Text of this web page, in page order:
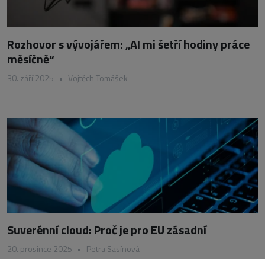
Rozhovor s vývojářem: „AI mi šetří hodiny práce
měsíčně“
30. září 2025 • Vojtěch Tomášek
Suverénní cloud: Proč je pro EU zásadní
20. prosince 2025 • Petra Sasínová